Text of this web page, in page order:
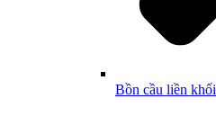
Bồn cầu liền khối